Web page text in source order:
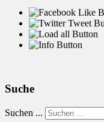
Suche
Suchen ...